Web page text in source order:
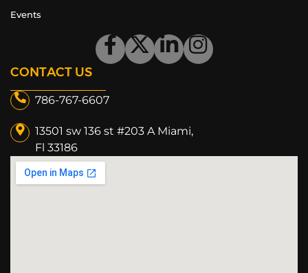
Events
CONTACT US
786-767-6607
13501 sw 136 st #203 A Miami,
Fl 33186​